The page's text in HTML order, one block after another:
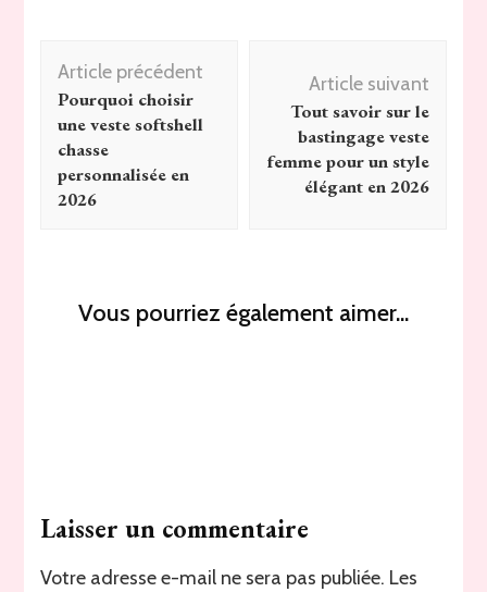
Navigation
d'article
Article précédent
Pourquoi choisir
une veste softshell
chasse
personnalisée en
2026
Article suivant
Tout savoir sur le
bastingage veste
femme pour un style
élégant en 2026
Vous pourriez également aimer...
Laisser un commentaire
Votre adresse e-mail ne sera pas publiée. Les